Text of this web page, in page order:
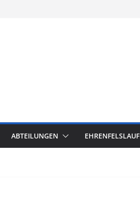
ABTEILUNGEN EHRENFELSLAUF